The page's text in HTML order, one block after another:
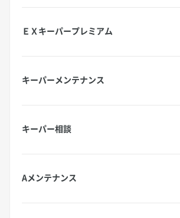
ＥＸキーパープレミアム
キーパーメンテナンス
キーパー相談
Aメンテナンス